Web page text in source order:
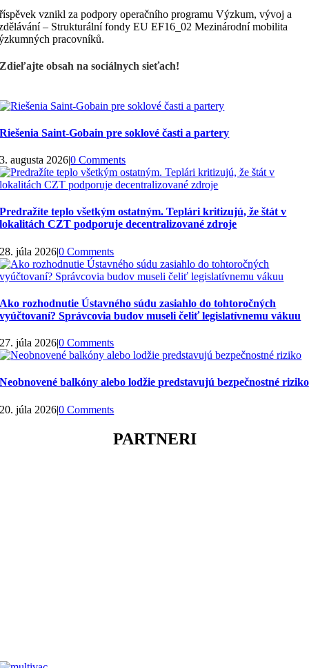
vznikl za podpory operačního programu Výzkum, vývoj a
– Strukturální fondy EU EF16_02 Mezinárodní mobilita
pracovníků.
Zdieľajte obsah na sociálnych sieťach!
Riešenia Saint-Gobain pre soklové časti a partery
3. augusta 2026|0 Comments
Predražíte teplo všetkým ostatným. Teplári kritizujú, že štát v
lokalitách CZT podporuje decentralizované zdroje
28. júla 2026|0 Comments
Ako rozhodnutie Ústavného súdu zasiahlo do tohtoročných
vyúčtovaní? Správcovia budov museli čeliť legislatívnemu vákuu
27. júla 2026|0 Comments
Neobnovené balkóny alebo lodžie predstavujú bezpečnostné riziko
20. júla 2026|0 Comments
PARTNERI